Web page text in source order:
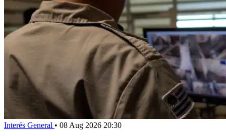
Interés General • 08 Aug 2026 20:30